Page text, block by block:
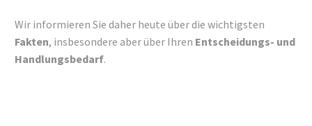
Wir informieren Sie daher heute über die wichtigsten
Fakten, insbesondere aber über Ihren Entscheidungs- und
Handlungsbedarf.